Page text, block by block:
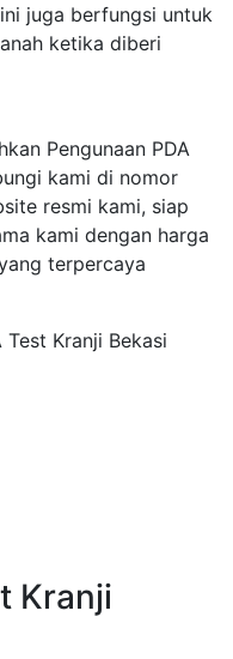
juga berfungsi untuk
ketika diberi
Pengunaan PDA
kami di nomor
resmi kami, siap
kami dengan harga
terpercaya
Kranji Bekasi
Kranji